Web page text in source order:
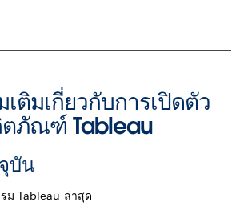
เติมเกี่ยวกับการเปิดตัว
ภัณฑ์ Tableau
บัน
ม Tableau ล่าสุด